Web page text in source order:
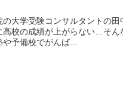
の大学受験コンサルタントの
高校の成績が上がらない…そん
予備校でがんば...